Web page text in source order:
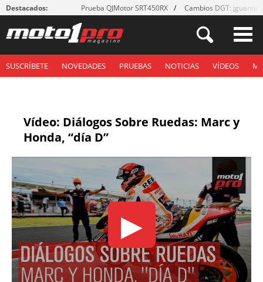
Destacados: Prueba QJMotor SRT450RX Cambios DGT: ¡guantes!
SUSCRÍBETE NOVEDADES PRUEBAS NOTICIAS VÍDEOS
Vídeo: Diálogos Sobre Ruedas: Marc y
Honda, “día D”
▶